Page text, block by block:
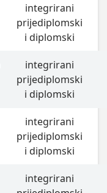
integrirani
prijediplomski
i diplomski
integrirani
prijediplomski
i diplomski
integrirani
prijediplomski
i diplomski
integrirani